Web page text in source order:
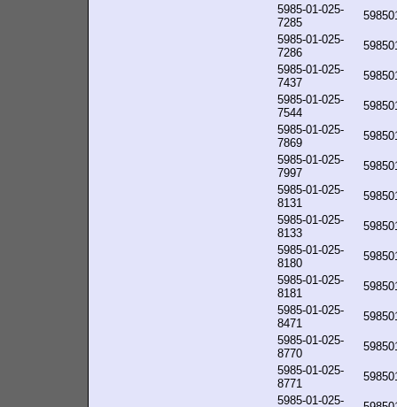
5985-01-025-
7285
5985-01-025-
7286
5985-01-025-
7437
5985-01-025-
7544
5985-01-025-
7869
5985-01-025-
7997
5985-01-025-
8131
5985-01-025-
8133
5985-01-025-
8180
5985-01-025-
8181
5985-01-025-
8471
5985-01-025-
8770
5985-01-025-
8771
5985-01-025-